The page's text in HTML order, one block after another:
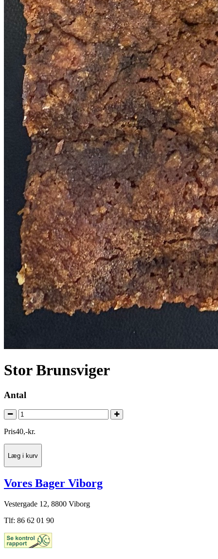
Stor Brunsviger
Antal
Pris40,-kr.
Læg i kurv
Vores Bager Viborg
Vestergade 12, 8800 Viborg
Tlf: 86 62 01 90